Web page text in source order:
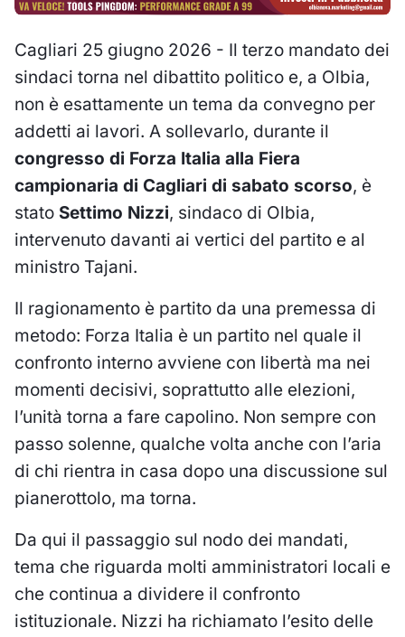
Cagliari 25 giugno 2026 - Il terzo mandato dei
sindaci torna nel dibattito politico e, a Olbia,
non è esattamente un tema da convegno per
addetti ai lavori. A sollevarlo, durante il
congresso di Forza Italia alla Fiera
campionaria di Cagliari di sabato scorso, è
stato Settimo Nizzi, sindaco di Olbia,
intervenuto davanti ai vertici del partito e al
ministro Tajani.
Il ragionamento è partito da una premessa di
metodo: Forza Italia è un partito nel quale il
confronto interno avviene con libertà ma nei
momenti decisivi, soprattutto alle elezioni,
l’unità torna a fare capolino. Non sempre con
passo solenne, qualche volta anche con l’aria
di chi rientra in casa dopo una discussione sul
pianerottolo, ma torna.
Da qui il passaggio sul nodo dei mandati,
tema che riguarda molti amministratori locali e
che continua a dividere il confronto
istituzionale. Nizzi ha richiamato l’esito delle